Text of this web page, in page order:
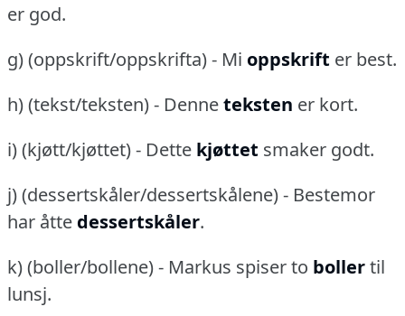
er god.
g) (oppskrift/oppskrifta) - Mi oppskrift er best.
h) (tekst/teksten) - Denneteksten er kort.
i) (kjøtt/kjøttet) - Dette kjøttet smaker godt.
j) (dessertskåler/dessertskålene) - Bestemor
har åtte dessertskåler.
k) (boller/bollene) - Markus spiser to bollertil
lunsj.